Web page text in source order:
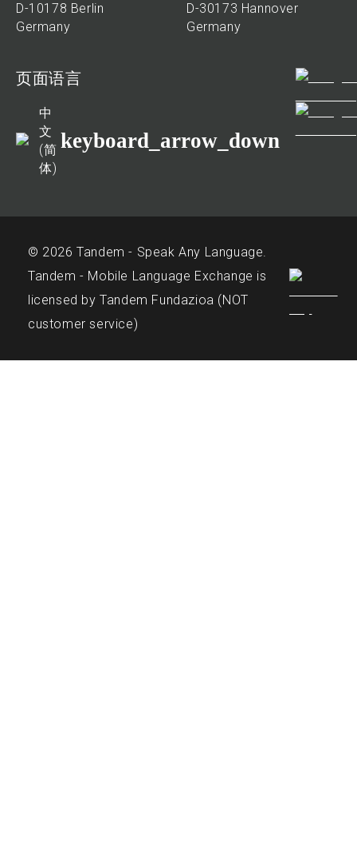
D-10178 Berlin
Germany
D-30173 Hannover
Germany
页面语言
中
文
(简
体)
keyboard_arrow_down
© 2026 Tandem - Speak Any Language.
Tandem - Mobile Language Exchange is
licensed by Tandem Fundazioa (NOT
customer service)